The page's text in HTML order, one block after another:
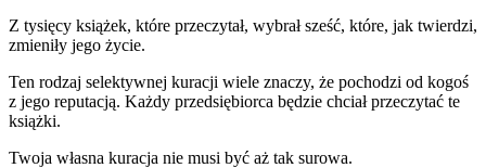
Z tysięcy książek, które przeczytał, wybrał sześć, które, jak twierdzi,
zmieniły jego życie.
Ten rodzaj selektywnej kuracji wiele znaczy, że pochodzi od kogoś
z jego reputacją. Każdy przedsiębiorca będzie chciał przeczytać te
książki.
Twoja własna kuracja nie musi być aż tak surowa.